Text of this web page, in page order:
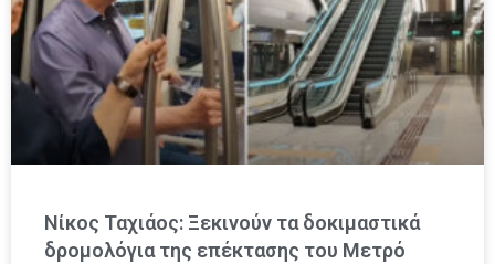
Νίκος Ταχιάος: Ξεκινούν τα δοκιμαστικά
δρομολόγια της επέκτασης του Μετρό